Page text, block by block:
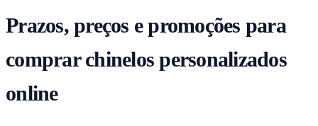
Prazos, preços e promoções para
comprar chinelos personalizados
online